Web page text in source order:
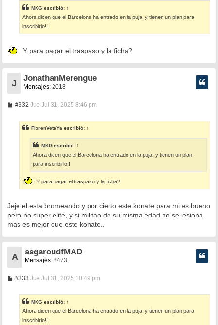
s
a
j
e
MKG escribió: ↑
Ahora dicen que el Barcelona ha entrado en la puja, y tienen un plan para
inscribirlo!!
. Y para pagar el traspaso y la ficha?
J
JonathanMerengue
Mensajes: 2018
#332M
s
a
Jue Jul 31, 2025 8:46 pm
FlorenVeteYa escribió: ↑
MKG escribió: ↑
Ahora dicen que el Barcelona ha entrado en la puja, y tienen un plan
para inscribirlo!!
. Y para pagar el traspaso y la ficha?
Jeje el esta bromeando y por cierto este konate para mi es bueno
pero no super elite, y si militao de su misma edad no se lesiona
mas es mejor que este konate..
A
asgaroudfMAD
Mensajes: 8473
#333M
s
a
j
e
Jue Jul 31, 2025 10:49 pm
MKG escribió: ↑
Ahora dicen que el Barcelona ha entrado en la puja, y tienen un plan para
inscribirlo!!